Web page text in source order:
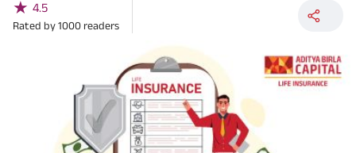
★ 4.5
Rated by1000 readers